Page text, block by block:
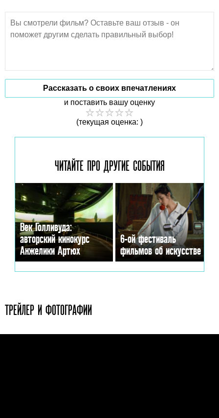
Рассказать о своих впечатлениях
и поставить вашу оценку
(текущая оценка: )
ЧИТАЙТЕ ПРО ДРУГИЕ СОБЫТИЯ
Век Голливуда:
авторский кинокурс
Анжелики Артюх
6-ой фестиваль
фильмов об искусстве
ТРЕЙЛЕР И ФОТОГРАФИИ